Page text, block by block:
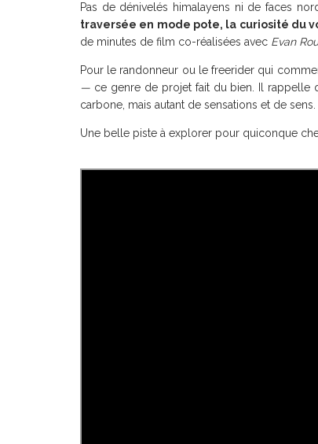
Pas de dénivelés himalayens ni de faces
traversée en mode pote, la curiosité du
de minutes de film co-réalisées avec Evan
Pour le randonneur ou le freerider qui
— ce genre de projet fait du bien. Il rappelle
carbone, mais autant de sensations et de sens.
Une belle piste à explorer pour quiconque